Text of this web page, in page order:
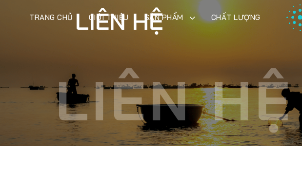
TRANG CHỦ GIỚI THIỆU SẢN PHẨM CHẤT LƯỢNG
LIÊN HỆ
LIÊN HỆ